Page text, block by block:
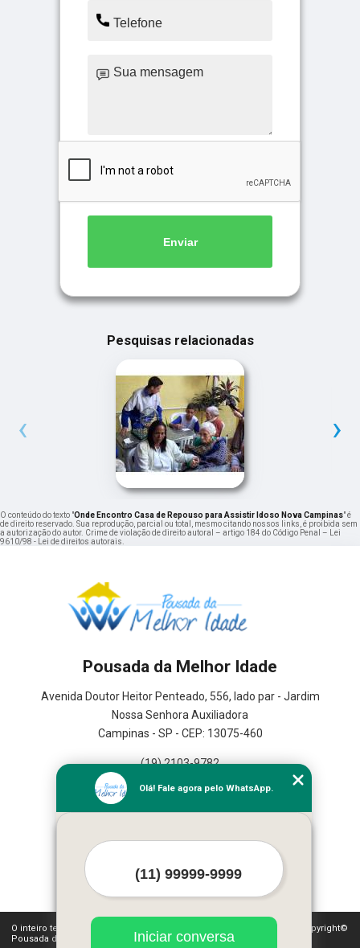
Enviar
Pesquisas relacionadas
‹ ›
O conteúdo do texto "Onde Encontro Casa de Repouso para Assistir Idoso Nova Campinas" é
de direito reservado. Sua reprodução, parcial ou total, mesmo citando nossos links, é proibida sem
a autorização do autor. Crime de violação de direito autoral – artigo 184 do Código Penal – Lei
9610/98 - Lei de direitos autorais.
Pousada da Melhor Idade
Avenida Doutor Heitor Penteado, 556, lado par - Jardim
Nossa Senhora Auxiliadora
Campinas - SP - CEP: 13075-460
(19) 2103-9782
(19) 3367-2591
Home
Mapa do site
Mais Serviços
O inteiro teor deste site está sujeito à proteção de direitos autorais. Copyright©
Pousada da Melhor Idade (Lei 9610 de 19/02/1998)
Olá! Fale agora pelo WhatsApp.
Iniciar conversa